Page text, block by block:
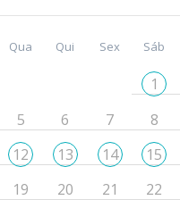
Qua Qui Sex Sáb
1
5 6 7 8
12 13 14 15
19 20 21 22